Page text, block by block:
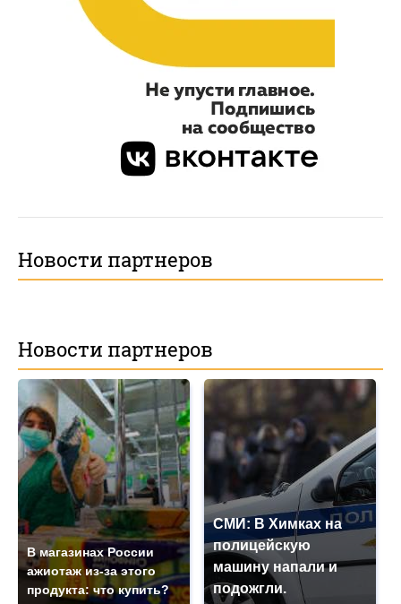
Новости партнеров
Новости партнеров
В магазинах России
ажиотаж из-за этого
продукта: что купить?
СМИ: В Химках на
полицейскую
машину напали и
подожгли.